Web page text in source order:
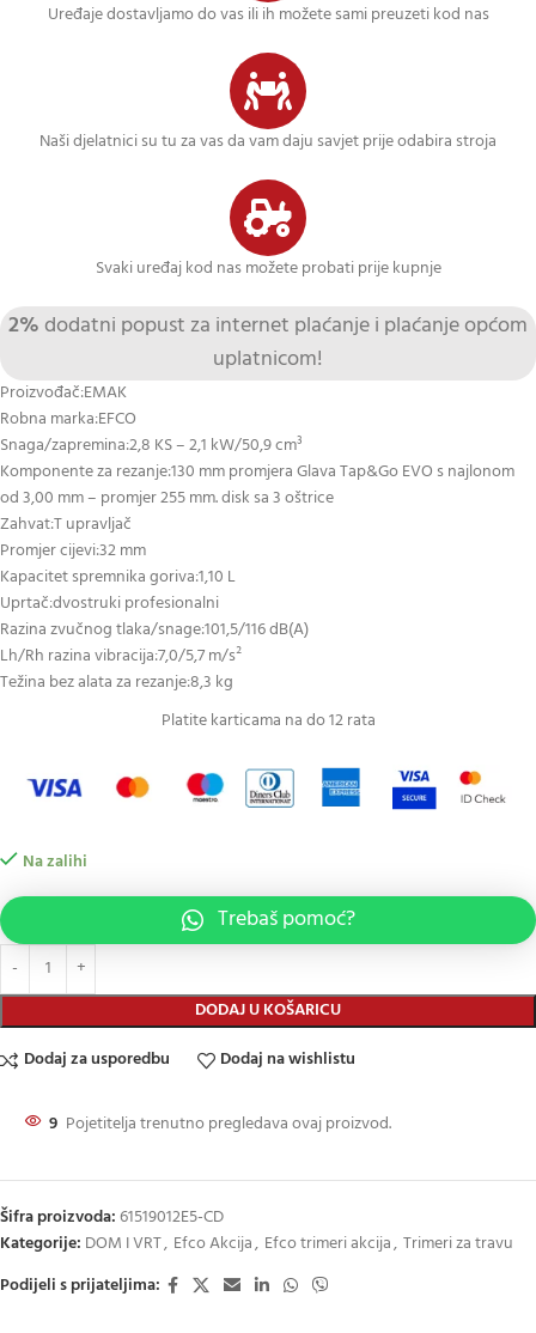
Uređaje dostavljamo do vas ili ih možete sami preuzeti kod nas
Naši djelatnici su tu za vas da vam daju savjet prije odabira stroja
Svaki uređaj kod nas možete probati prije kupnje
2% dodatni popust za internet plaćanje i plaćanje općom
uplatnicom!
Proizvođač:EMAK
Robna marka:EFCO
Snaga/zapremina:2,8 KS – 2,1 kW/50,9 cm³
Komponente za rezanje:130 mm promjera Glava Tap&Go EVO s najlonom
od 3,00 mm – promjer 255 mm. disk sa 3 oštrice
Zahvat:T upravljač
Promjer cijevi:32 mm
Kapacitet spremnika goriva:1,10 L
Uprtač:dvostruki profesionalni
Razina zvučnog tlaka/snage:101,5/116 dB(A)
Lh/Rh razina vibracija:7,0/5,7 m/s²
Težina bez alata za rezanje:8,3 kg
Platite karticama na do 12 rata
Na zalihi
DODAJ U KOŠARICU
Trebaš pomoć?
Dodaj za usporedbu Dodaj na wishlistu
9 Pojetitelja trenutno pregledava ovaj proizvod.
Šifra proizvoda:61519012E5-CD
Kategorije: DOM I VRT, Efco Akcija, Efco trimeri akcija, Trimeri za travu
Podijeli s prijateljima: